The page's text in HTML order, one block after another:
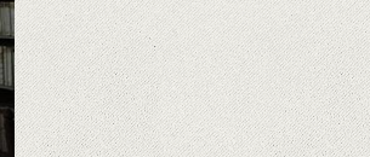
Microsoft lucrează la dezvoltarea
unui procesor proprietar pentru
dispozitivele Surface